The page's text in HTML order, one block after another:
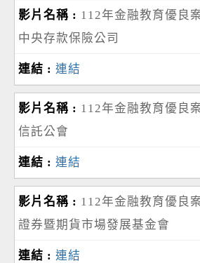
112年金融教育優良
中央存款保險公司
連結
112年金融教育優良
信託公會
連結
112年金融教育優良
證券暨期貨市場發展基金會
連結